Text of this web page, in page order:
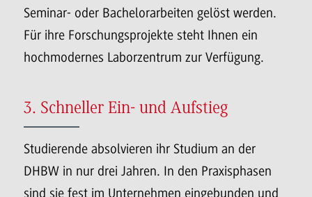
Seminar- oder Bachelorarbeiten gelöst werden.
Für ihre Forschungsprojekte steht Ihnen ein
hochmodernes Laborzentrum zur Verfügung.
3. Schneller Ein- und Aufstieg
Studierende absolvieren ihr Studium an der
DHBW in nur drei Jahren. In den Praxisphasen
sind sie fest im Unternehmen eingebunden und